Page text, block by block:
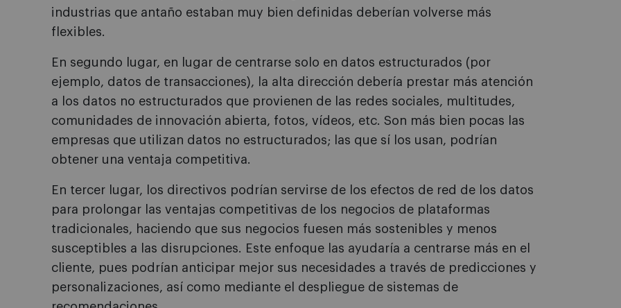
industrias que antaño estaban muy bien definidas deberían volverse más
flexibles.
En segundo lugar, en lugar de centrarse solo en datos estructurados (por
ejemplo, datos de transacciones), la alta dirección debería prestar más atención
a los datos no estructurados que provienen de las redes sociales, multitudes,
comunidades de innovación abierta, fotos, vídeos, etc. Son más bien pocas las
empresas que utilizan datos no estructurados; las que sí los usan, podrían
obtener una ventaja competitiva.
En tercer lugar, los directivos podrían servirse de los efectos de red de los datos
para prolongar las ventajas competitivas de los negocios de plataformas
tradicionales, haciendo que sus negocios fuesen más sostenibles y menos
susceptibles a las disrupciones. Este enfoque las ayudaría a centrarse más en el
cliente, pues podrían anticipar mejor sus necesidades a través de predicciones y
personalizaciones, así como mediante el despliegue de sistemas de